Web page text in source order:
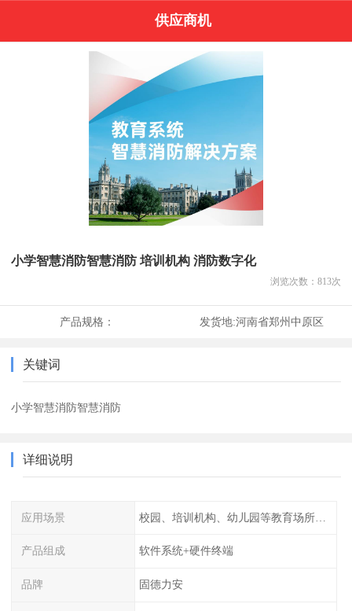
供应商机
小学智慧消防智慧消防 培训机构 消防数字化
浏览次数： 813次
产品规格： 发货地:河南省郑州中原区
关键词
小学智慧消防智慧消防
详细说明
应用场景 校园、培训机构、幼儿园等教育场所人员密集场所消防安全监控管理系统
产品组成 软件系统+硬件终端
品牌 固德力安